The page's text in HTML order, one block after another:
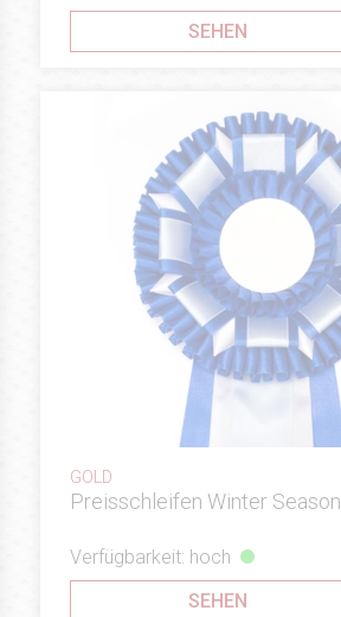
SEHEN
GOLD
Preisschleifen Winter Season
Verfügbarkeit: hoch
SEHEN